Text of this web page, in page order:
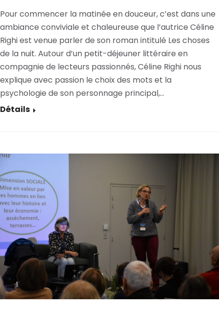
Pour commencer la matinée en douceur, c’est dans une
ambiance conviviale et chaleureuse que l’autrice Céline
Righi est venue parler de son roman intitulé Les choses
de la nuit. Autour d’un petit-déjeuner littéraire en
compagnie de lecteurs passionnés, Céline Righi nous
explique avec passion le choix des mots et la
psychologie de son personnage principal,…
Détails